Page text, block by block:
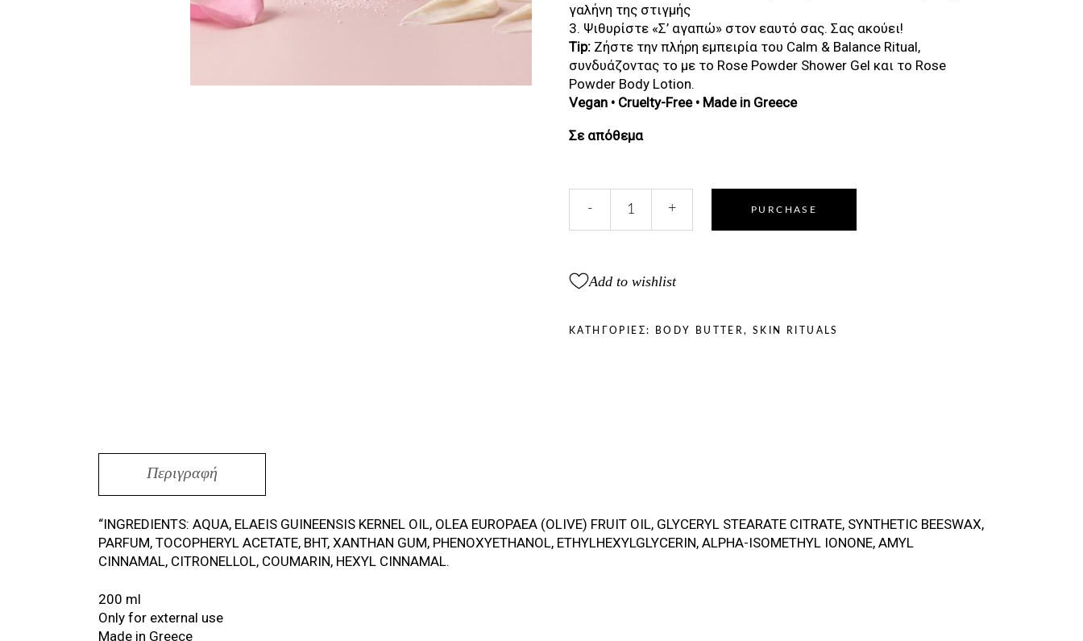
γαλήνη της στιγμής
3. Ψιθυρίστε «Σ’ αγαπώ» στον εαυτό σας. Σας ακούει!
Tip: Ζήστε την πλήρη εμπειρία του Calm & Balance Ritual,
συνδυάζοντας το με το Rose Powder Shower Gel και το Rose
Powder Body Lotion.
Vegan • Cruelty-Free • Made in Greece
Σε απόθεμα
BODY
quantity
- + PURCHASE
Add to wishlist
ΚΑΤΗΓΟΡΊΕΣ: BODY BUTTER,SKIN RITUALS
Περιγραφή
“INGREDIENTS: AQUA, ELAEIS GUINEENSIS KERNEL OIL, OLEA EUROPAEA (OLIVE) FRUIT OIL, GLYCERYL STEARATE CITRATE, SYNTHETIC BEESWAX,
PARFUM, TOCOPHERYL ACETATE, BHT, XANTHAN GUM, PHENOXYETHANOL, ETHYLHEXYLGLYCERIN, ALPHA-ISOMETHYL IONONE, AMYL
CINNAMAL, CITRONELLOL, COUMARIN, HEXYL CINNAMAL.
200 ml
Only for external use
Made in Greece